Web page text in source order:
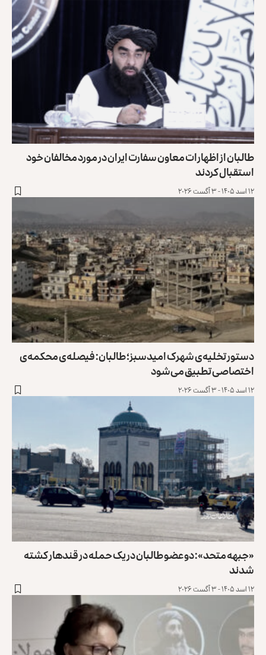
طالبان از اظهارات معاون سفارت ایران در مورد مخالفان خود
استقبال کردند
۱۲ اسد ۱۴۰۵ - ۳ آگست ۲۰۲۶
دستور تخلیه‌ی شهرک امیدسبز؛ طالبان: فیصله‌ی محکمه‌ی
اختصاصی تطبیق می‌شود
۱۲ اسد ۱۴۰۵ - ۳ آگست ۲۰۲۶
«جبهه متحد»: دو عضو طالبان در یک حمله در قندهار کشته
شدند
۱۲ اسد ۱۴۰۵ - ۳ آگست ۲۰۲۶